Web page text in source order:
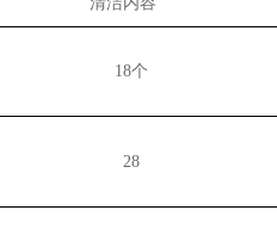
18个
28